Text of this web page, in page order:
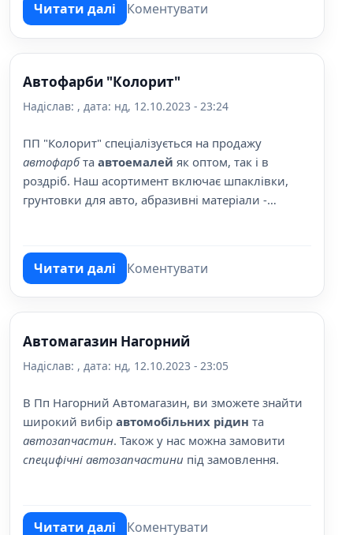
Читати даліпро Автозапчастини та автошини КамАЗ
Коментувати
Автофарби "Колорит"
Надіслав: , дата: нд, 12.10.2023 - 23:24
ПП "Колорит" спеціалізується на продажу
автофарбта автоемалей як оптом, так і в
роздріб. Наш асортимент включає шпаклівки,
грунтовки для авто, абразивні матеріали -
Читати даліпро Автофарби "Колорит"
Коментувати
Автомагазин Нагорний
Надіслав: , дата: нд, 12.10.2023 - 23:05
В Пп Нагорний Автомагазин, ви зможете знайти
широкий вибір автомобільних рідин та
автозапчастин. Також у нас можна замовити
специфічні автозапчастини під замовлення.
Читати далі Коментувати